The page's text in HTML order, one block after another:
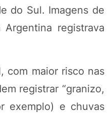
do Sul. Imagens de
registrava
com maior risco nas
registrar “granizo,
exemplo) e chuvas
COMPRAR